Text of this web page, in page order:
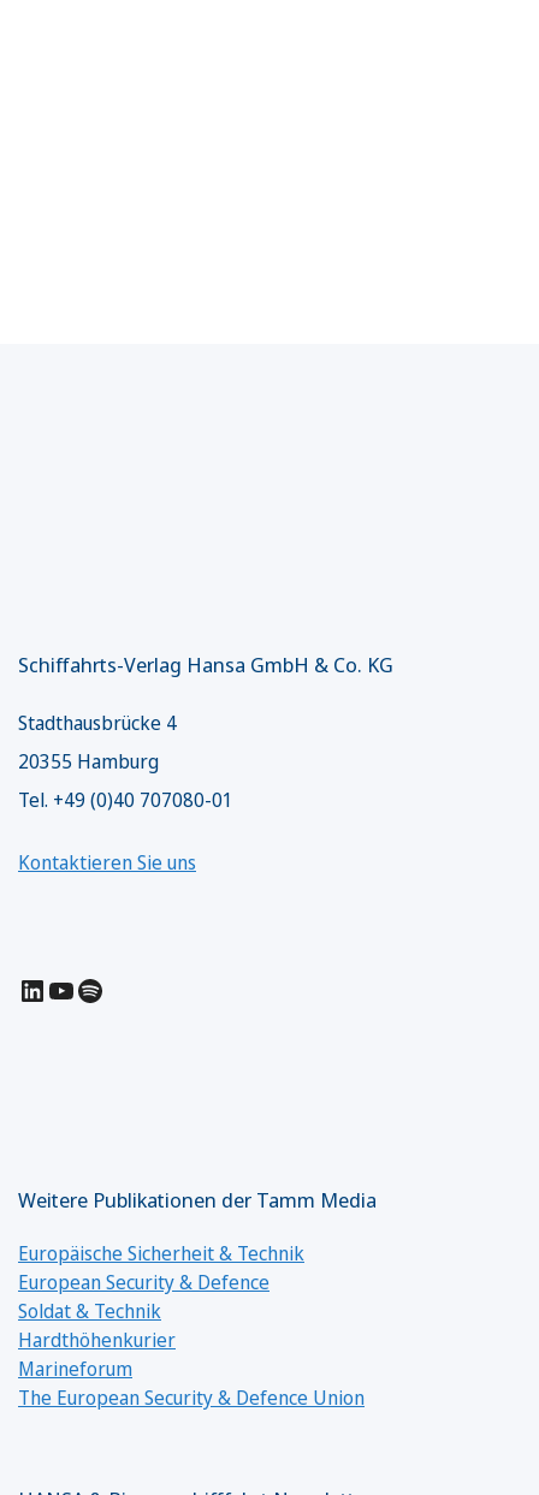
Schiffahrts-Verlag Hansa GmbH & Co. KG
Stadthausbrücke 4
20355 Hamburg
Tel. +49 (0)40 707080-01
Kontaktieren Sie uns
LinkedIn
YouTube
Spotify
Weitere Publikationen der Tamm Media
Europäische Sicherheit & Technik
European Security & Defence
Soldat & Technik
Hardthöhenkurier
Marineforum
The European Security & Defence Union